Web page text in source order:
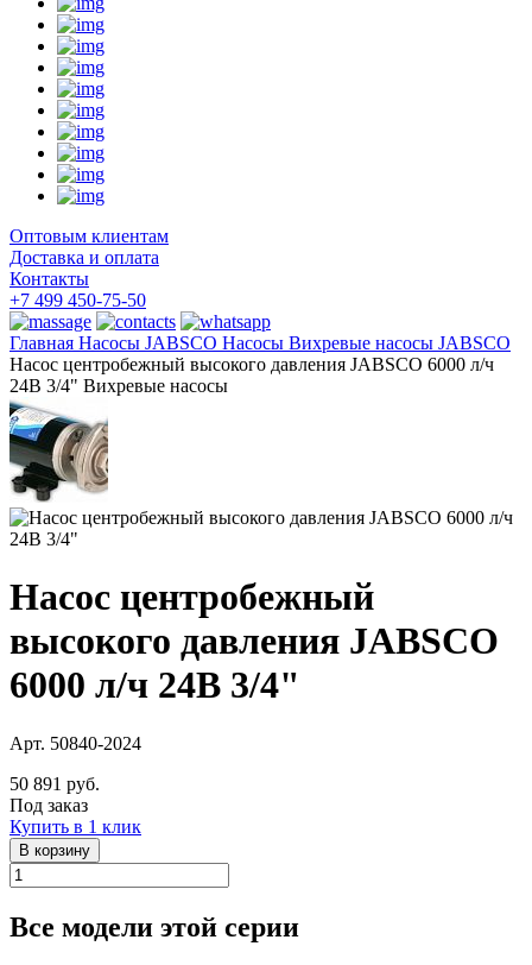
Оптовым клиентам
Доставка и оплата
Контакты
+7 499 450-75-50
Главная Насосы JABSCO Насосы Вихревые насосы JABSCO
Насос центробежный высокого давления JABSCO 6000 л/ч
24В 3/4" Вихревые насосы
Насос центробежный
высокого давления JABSCO
6000 л/ч 24В 3/4"
Арт. 50840-2024
50 891 руб.
Под заказ
Купить в 1 клик
В корзину
Все модели этой серии